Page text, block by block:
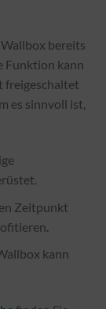
bereits
Funktion kann
freigeschaltet
es sinnvoll ist,
Zeitpunkt
kann